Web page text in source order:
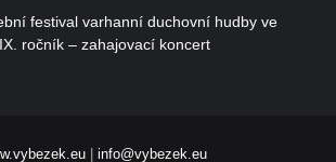
festival varhanní duchovní hudby ve
ročník – zahajovací koncert
| info@vybezek.eu